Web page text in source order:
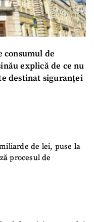
consumul de
explică de ce nu
destinat siguranței
de lei, puse la
procesul de